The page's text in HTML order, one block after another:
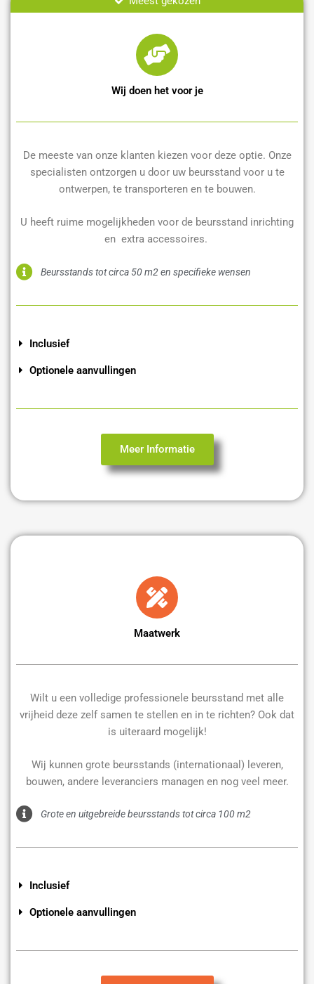
Wij doen het voor je
De meeste van onze klanten kiezen voor deze optie. Onze
specialisten ontzorgen u door uw beursstand voor u te
ontwerpen, te transporteren en te bouwen.
U heeft ruime mogelijkheden voor de beursstand inrichting
en extra accessoires.
Beursstands tot circa 50 m2 en specifieke wensen
Inclusief
Optionele aanvullingen
Meer Informatie
Maatwerk
Wilt u een volledige professionele beursstand met alle
vrijheid deze zelf samen te stellen en in te richten? Ook dat
is uiteraard mogelijk!
Wij kunnen grote beursstands (internationaal) leveren,
bouwen, andere leveranciers managen en nog veel meer.
Grote en uitgebreide beursstands tot circa 100 m2
Inclusief
Optionele aanvullingen